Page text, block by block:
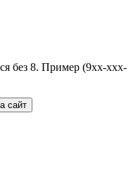
без 8. Пример (9хх-ххх-
сайт